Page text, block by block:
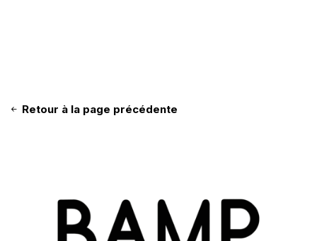
Retour à la page précédente